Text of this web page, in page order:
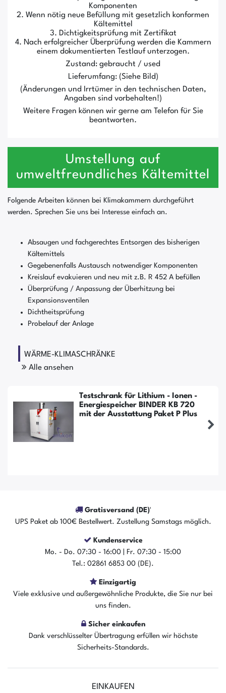
Komponenten
2. Wenn nötig neue Befüllung mit gesetzlich konformen
Kältemittel
3. Dichtigkeitsprüfung mit Zertifikat
4. Nach erfolgreicher Überprüfung werden die Kammern
einem dokumentierten Testlauf unterzogen.
Zustand: gebraucht / used
Lieferumfang: (Siehe Bild)
(Änderungen und Irrtümer in den technischen Daten,
Angaben sind vorbehalten!)
Weitere Fragen können wir gerne am Telefon für Sie
beantworten.
Umstellung auf
umweltfreundliches Kältemittel
Folgende Arbeiten können bei Klimakammern durchgeführt
werden. Sprechen Sie uns bei Interesse einfach an.
Absaugen und fachgerechtes Entsorgen des bisherigen
Kältemittels
Gegebenenfalls Austausch notwendiger Komponenten
Kreislauf evakuieren und neu mit z.B. R 452 A befüllen
Überprüfung / Anpassung der Überhitzung bei
Expansionsventilen
Dichtheitsprüfung
Probelauf der Anlage
WÄRME-KLIMASCHRÄNKE
Alle ansehen
Testschrank für Lithium - Ionen -
Energiespeicher BINDER KB 720
mit der Ausstattung Paket P Plus
Der Artikel ist sofort verfügbar
In den Warenkorb
Gratisversand (DE)¹
UPS Paket ab 100€ Bestellwert. Zustellung Samstags möglich.
Kundenservice
Mo. - Do. 07:30 - 16:00 | Fr. 07:30 - 15:00
Tel.: 02861 6853 00 (DE).
Einzigartig
Viele exklusive und außergewöhnliche Produkte, die Sie nur bei
uns finden.
Sicher einkaufen
Dank verschlüsselter Übertragung erfüllen wir höchste
Sicherheits-Standards.
EINKAUFEN